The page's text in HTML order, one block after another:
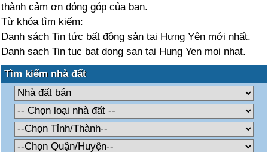
thành cảm ơn đóng góp của bạn.
Từ khóa tìm kiếm:
Danh sách Tin tức bất động sản tại Hưng Yên mới nhất.
Danh sach Tin tuc bat dong san tai Hung Yen moi nhat.
Tìm kiếm nhà đất